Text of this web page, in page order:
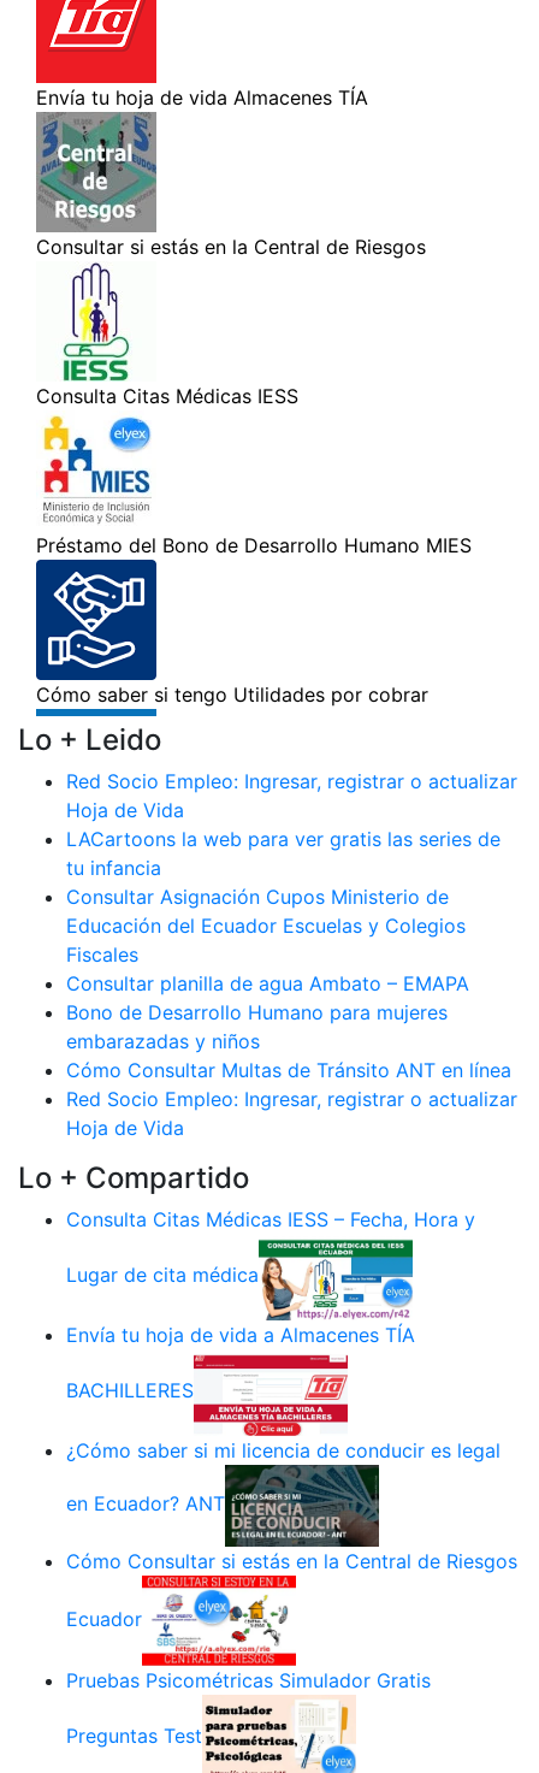
Lo + Leido
Red Socio Empleo: Ingresar, registrar o actualizar
Hoja de Vida
LACartoons la web para ver gratis las series de
tu infancia
Consultar Asignación Cupos Ministerio de
Educación del Ecuador Escuelas y Colegios
Fiscales
Consultar planilla de agua Ambato – EMAPA
Bono de Desarrollo Humano para mujeres
embarazadas y niños
Cómo Consultar Multas de Tránsito ANT en línea
Red Socio Empleo: Ingresar, registrar o actualizar
Hoja de Vida
Lo + Compartido
Consulta Citas Médicas IESS – Fecha, Hora y
Lugar de cita médica
Envía tu hoja de vida a Almacenes TÍA
BACHILLERES
¿Cómo saber si mi licencia de conducir es legal
en Ecuador? ANT
Cómo Consultar si estás en la Central de Riesgos
Ecuador
Pruebas Psicométricas Simulador Gratis
Preguntas Test